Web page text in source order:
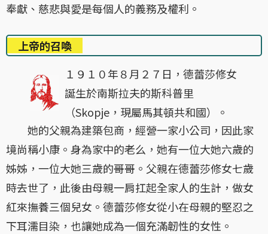
奉獻、慈悲與愛是每個人的義務及權利。
上帝的召喚
１９１０年８月２７日，德蕾莎修女
誕生於南斯拉夫的斯科普里
（Skopje，現屬馬其頓共和國）。
她的父親為建築包商，經營一家小公司，因此家
境尚稱小康。身為家中的老么，她有一位大她六歲的
姊姊，一位大她三歲的哥哥。父親在德蕾莎修女七歲
時去世了，此後由母親一肩扛起全家人的生計，做女
紅來撫養三個兒女。德蕾莎修女從小在母親的堅忍之
下耳濡目染，也讓她成為一個充滿韌性的女性。